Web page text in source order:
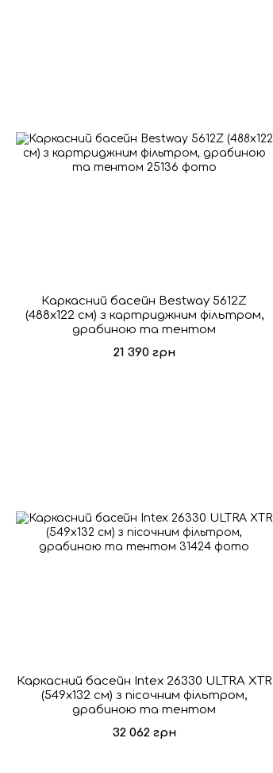
Каркасний басейн Bestway 5612Z
(488х122 см) з картриджним фільтром,
драбиною та тентом
21 390 грн
Каркасний басейн Intex 26330 ULTRA XTR
(549х132 см) з пісочним фільтром,
драбиною та тентом
32 062 грн